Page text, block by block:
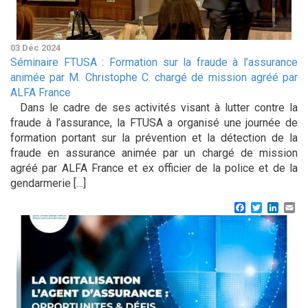
03 Déc 2024
Séminaire FTUSA : Formation sur la fraude à l’assurance
animée par M. Christophe C. chargé de mission agréé par
ALFA France
Dans le cadre de ses activités visant à lutter contre la
fraude à l’assurance, la FTUSA a organisé une journée de
formation portant sur la prévention et la détection de la
fraude en assurance animée par un chargé de mission
agréé par ALFA France et ex officier de la police et de la
gendarmerie […]
Facebook
Twitter